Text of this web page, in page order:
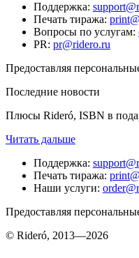
Поддержка:
Печать тиража:
Вопросы по услугам:
PR: pr@ridero.ru
Предоставляя
Последние новости
Плюсы Rideró, ISBN в
Читать дальше
Поддержка:
Печать тиража:
Наши услуги:
Предоставляя
© Rideró, 2013—2026